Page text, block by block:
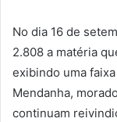
No dia 16 de
2.808 a matéria
exibindo uma
Mendanha,
continuam